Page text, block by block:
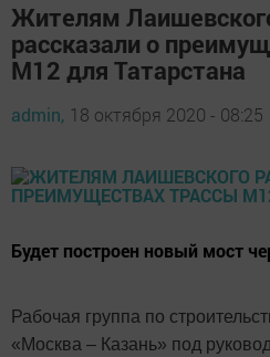
Жителям
рассказали о
М12 для Татарстана
admin, 18 октября 2020 - 08:25
Будет построен новый мост
Рабочая группа по
«Москва – Казань» под